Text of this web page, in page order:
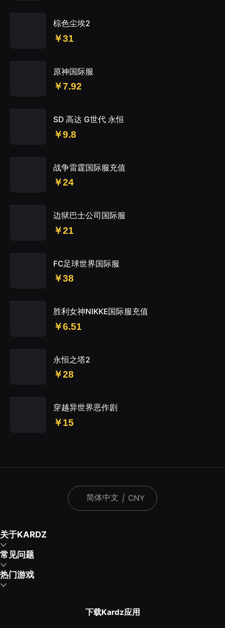
棕色尘埃2
￥31
原神国际服
￥7.92
SD 高达 G世代 永恒
￥9.8
战争雷霆国际服充值
￥24
边狱巴士公司国际服
￥21
FC足球世界国际服
￥38
胜利女神NIKKE国际服充值
￥6.51
永恒之塔2
￥28
穿越异世界恶作剧
￥15
简体中文 | CNY
关于KARDZ
常见问题
热门游戏
下载Kardz应用